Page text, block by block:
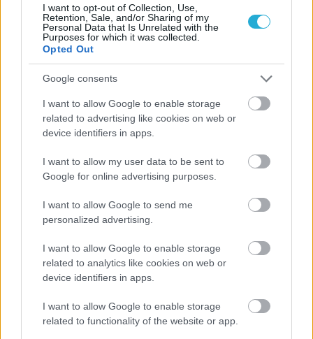
I want to opt-out of Collection, Use,
Retention, Sale, and/or Sharing of my
Personal Data that Is Unrelated with the
Purposes for which it was collected.
Opted Out
Google consents
I want to allow Google to enable storage
related to advertising like cookies on web or
device identifiers in apps.
I want to allow my user data to be sent to
Google for online advertising purposes.
I want to allow Google to send me
personalized advertising.
I want to allow Google to enable storage
related to analytics like cookies on web or
device identifiers in apps.
I want to allow Google to enable storage
related to functionality of the website or app.
ΡΟΗ ΕΙΔΗΣΕΩΝ
Το πάλεψε μέχρι τέλους η Εθνική γυναικών κόντρα
στην Ιταλία Β’
06/08/2026
Η FIVB σχεδιάζει να διοργανώσει το Παγκόσμιο
Πρωτάθλημα τον Δεκέμβριο – Αντιδρούν οι σύλλογοι
06/08/2026
Έτοιμη για… υψηλές πτήσεις η Μπενφίκα του Ψάρρα
με τον «Ιπτάμενο Ολλανδό» Βίλτενμπουργκ
05/08/2026